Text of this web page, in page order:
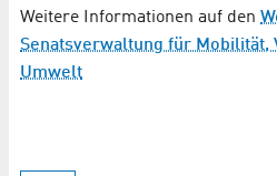
Weitere Informationen auf den
Senatsverwaltung für Mobilität,
Umwelt